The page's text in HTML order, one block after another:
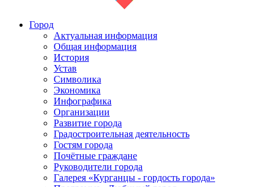
Город
Актуальная информация
Общая информация
История
Устав
Символика
Экономика
Инфографика
Организации
Развитие города
Градостроительная деятельность
Гостям города
Почётные граждане
Руководители города
Галерея «Курганцы - гордость города»